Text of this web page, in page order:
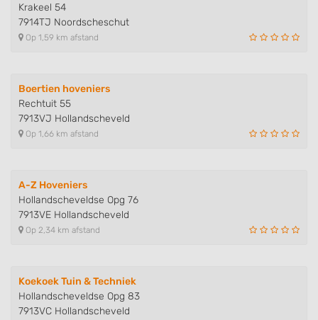
Krakeel 54
7914TJ Noordscheschut
Op 1,59 km afstand
Boertien hoveniers
Rechtuit 55
7913VJ Hollandscheveld
Op 1,66 km afstand
A-Z Hoveniers
Hollandscheveldse Opg 76
7913VE Hollandscheveld
Op 2,34 km afstand
Koekoek Tuin & Techniek
Hollandscheveldse Opg 83
7913VC Hollandscheveld